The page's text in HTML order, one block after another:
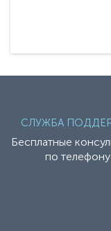
СЛУЖБА
Бесплатные
по телефону